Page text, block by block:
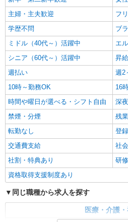
1,450円〜 ◆初任者
任者研修・経験者
能力による
広島県三原市
バイク通勤もOK！
キープ
主婦・主夫歓迎
フ
学歴不問
ブ
ミドル（40代～）活躍中
エ
シニア（60代～）活躍中
昇
週払い
週2
10時～勤務OK
16
時間や曜日が選べる・シフト自由
深夜
禁煙・分煙
残
転勤なし
登
交通費支給
社
社割・特典あり
研
資格取得支援制度あり
同じ職種から求人を探す
医療・介護